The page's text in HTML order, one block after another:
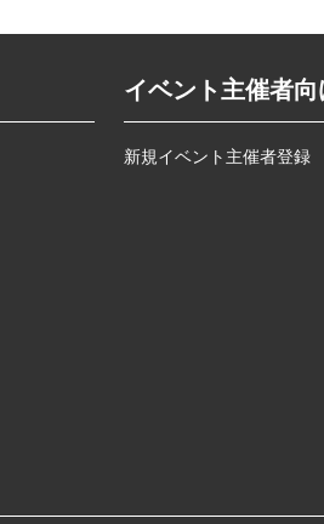
イベント主催者向
新規イベント主催者登録